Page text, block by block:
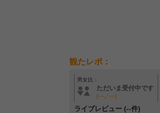
観たレポ：
男女比：
ただいま受付中です
[---／---]
ライブレビュー (--件)